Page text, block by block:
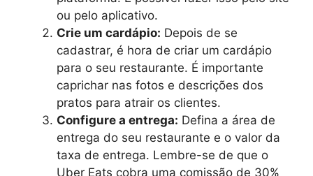
ou pelo aplicativo.
Crie um cardápio: Depois de se
cadastrar, é hora de criar um cardápio
para o seu restaurante. É importante
caprichar nas fotos e descrições dos
pratos para atrair os clientes.
Configure a entrega: Defina a área de
entrega do seu restaurante e o valor da
taxa de entrega. Lembre-se de que o
Uber Eats cobra uma comissão de 30%